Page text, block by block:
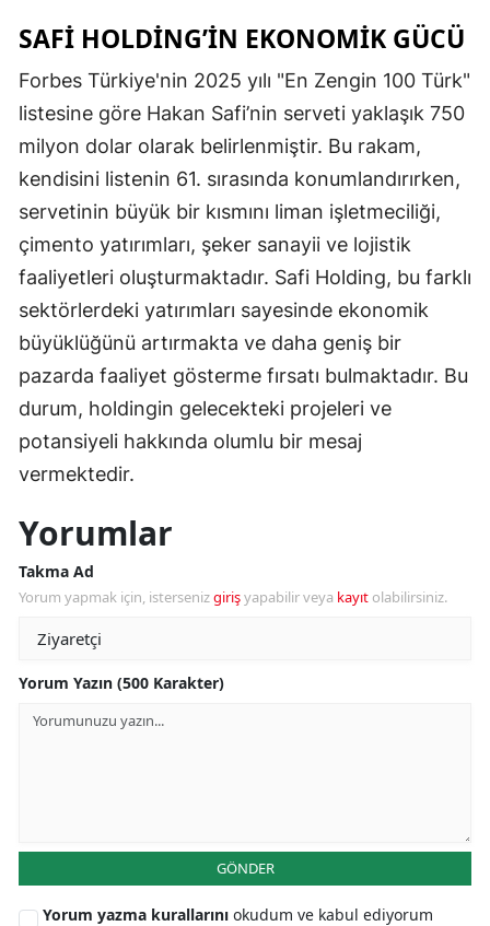
SAFI HOLDING’IN EKONOMIK GÜCÜ
Forbes Türkiye'nin 2025 yılı "En Zengin 100 Türk"
listesine göre Hakan Safi’nin serveti yaklaşık 750
milyon dolar olarak belirlenmiştir. Bu rakam,
kendisini listenin 61. sırasında konumlandırırken,
servetinin büyük bir kısmını liman işletmeciliği,
çimento yatırımları, şeker sanayii ve lojistik
faaliyetleri oluşturmaktadır. Safi Holding, bu farklı
sektörlerdeki yatırımları sayesinde ekonomik
büyüklüğünü artırmakta ve daha geniş bir
pazarda faaliyet gösterme fırsatı bulmaktadır. Bu
durum, holdingin gelecekteki projeleri ve
potansiyeli hakkında olumlu bir mesaj
vermektedir.
Yorumlar
Takma Ad
Yorum yapmak için, istersenizgirişyapabilir veya kayıt olabilirsiniz.
Yorum Yazın (500 Karakter)
GÖNDER
Yorum yazma kurallarını okudum ve kabul ediyorum